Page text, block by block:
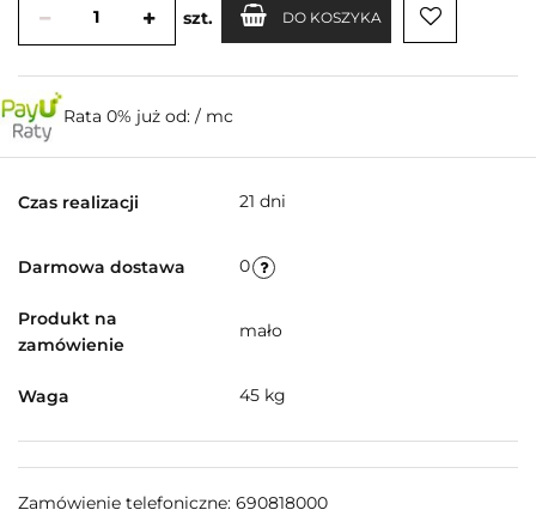
szt. DO KOSZYKA
Rata 0% już od:/ mc
Czas realizacji 21 dni
Darmowa dostawa 0
Produkt na
zamówienie
mało
Waga 45 kg
Zamówienie telefoniczne: 690818000